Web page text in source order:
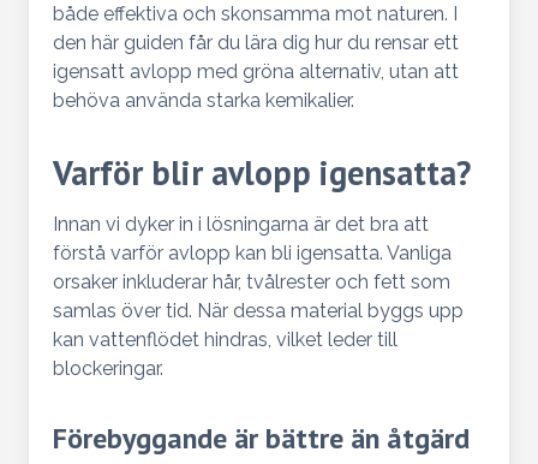
både effektiva och skonsamma mot naturen. I
den här guiden får du lära dig hur du rensar ett
igensatt avlopp med gröna alternativ, utan att
behöva använda starka kemikalier.
Varför blir avlopp igensatta?
Innan vi dyker in i lösningarna är det bra att
förstå varför avlopp kan bli igensatta. Vanliga
orsaker inkluderar hår, tvålrester och fett som
samlas över tid. När dessa material byggs upp
kan vattenflödet hindras, vilket leder till
blockeringar.
Förebyggande är bättre än åtgärd